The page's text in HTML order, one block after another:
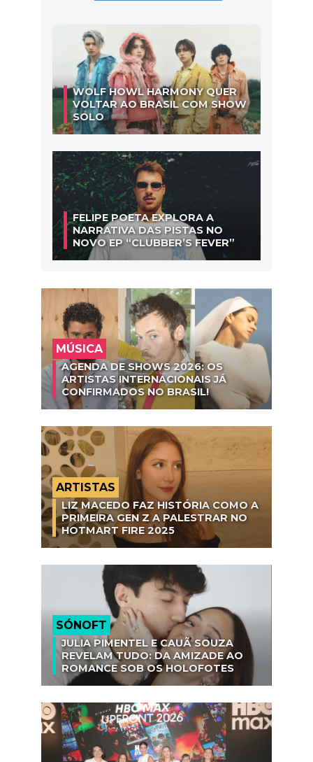
WOLF HOWL HARMONY QUER
VOLTAR AO BRASIL COM SHOW
SOLO
FELIPE POETA EXPLORA A
NARRATIVA DAS PISTAS NO
NOVO EP “CLUBBER’S FEVER”
MÚSICA
AGENDA DE SHOWS 2026: OS
ARTISTAS INTERNACIONAIS JÁ
CONFIRMADOS NO BRASIL!
ARTISTAS
LIZ MACEDO FAZ HISTÓRIA COMO A
PRIMEIRA GEN Z A PALESTRAR NO
HOTMART FIRE 2025
SÓNOFT
JULIA PIMENTEL E CAUÃ SOUZA
REVELAM TUDO: DA AMIZADE AO
ROMANCE SOB OS HOLOFOTES